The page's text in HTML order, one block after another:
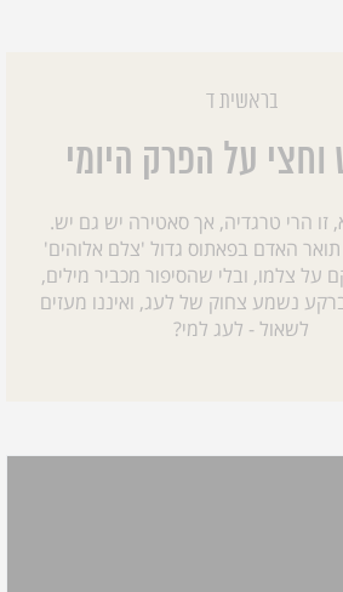
בראשית ד
על הפרק היומי
זו הרי טרגדיה, אך סאטירה יש גם יש.
האדם בפאתוס גדול 'צלם אלוהים'
על צלמו, ובלי שהסיפור מכביר מילים,
נשמע צחוק של לעג, ואיננו מעזים
לשאול - לעג למי?